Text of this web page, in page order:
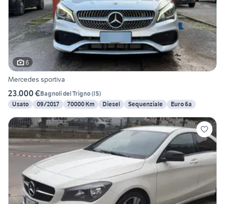
6
Mercedes sportiva
23.000 €Bagnoli del Trigno(IS)
Usato
09/2017 70000 Km Diesel Sequenziale Euro 6a